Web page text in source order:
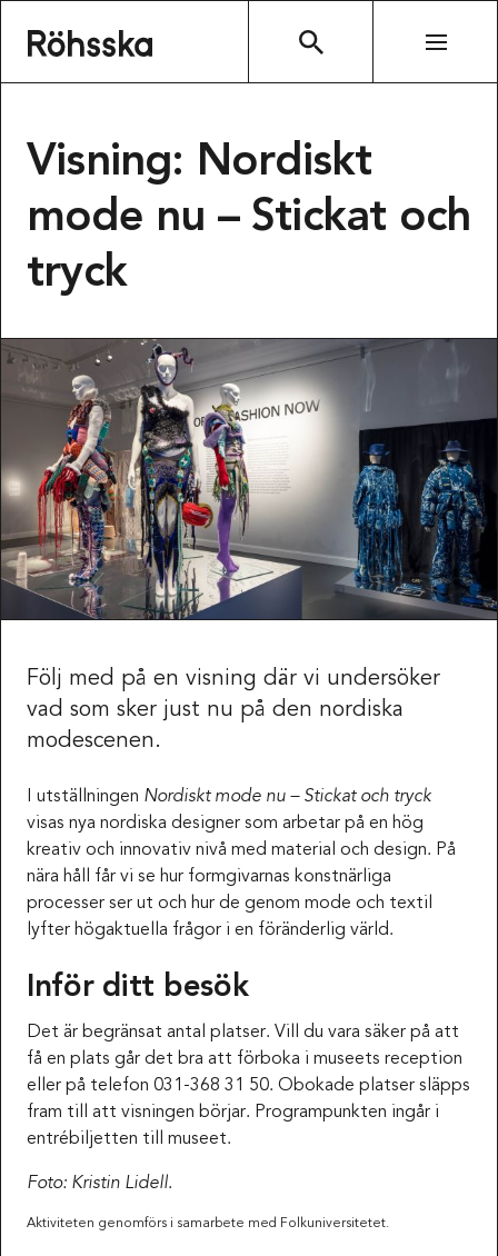
Visning: Nordiskt
mode nu – Stickat och
tryck
Följ med på en visning där vi undersöker
vad som sker just nu på den nordiska
modescenen.
I utställningen Nordiskt mode nu – Stickat och tryck
visas nya nordiska designer som arbetar på en hög
kreativ och innovativ nivå med material och design. På
nära håll får vi se hur formgivarnas konstnärliga
processer ser ut och hur de genom mode och textil
lyfter högaktuella frågor i en föränderlig värld.
Inför ditt besök
Det är begränsat antal platser. Vill du vara säker på att
få en plats går det bra att förboka i museets reception
eller på telefon 031-368 31 50. Obokade platser släpps
fram till att visningen börjar. Programpunkten ingår i
entrébiljetten till museet.
Foto: Kristin Lidell.
Aktiviteten genomförs i samarbete med Folkuniversitetet.